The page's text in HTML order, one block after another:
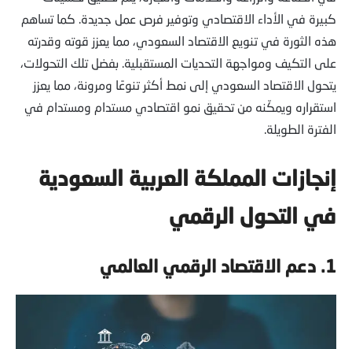
كبيرة في الأداء الاقتصادي وتوفير فرص عمل جديدة. كما تساهم
هذه الثورة في تنويع الاقتصاد السعودي، مما يعزز قوته وقدرته
على التكيف ومواجهة التحديات المستقبلية. بفضل تلك التحولات،
يتحول الاقتصاد السعودي إلى نمط أكثر تنوعًا ومرونة، مما يعزز
استقراره ويمكّنه من تحقيق نمو اقتصادي مستدام ومستدام في
الفترة الطويلة.
إنجازات المملكة العربية السعودية
في التحول الرقمي
1. دعم الاقتصاد الرقمي العالمي